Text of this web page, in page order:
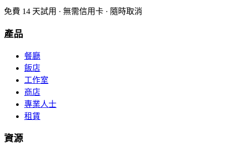
免費 14 天試用 · 無需信用卡 · 隨時取消
產品
餐廳
飯店
工作室
商店
專業人士
租賃
資源